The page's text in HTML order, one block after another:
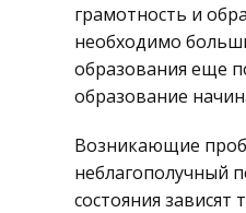
грамотность и
необходимо
образования еще
образование
Возникающие
неблагополучный
состояния